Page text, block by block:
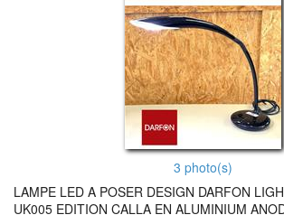
3 photo(s)
LAMPE LED A POSER DESIGN DARFON
UK005 EDITION CALLA EN ALUMINIUM